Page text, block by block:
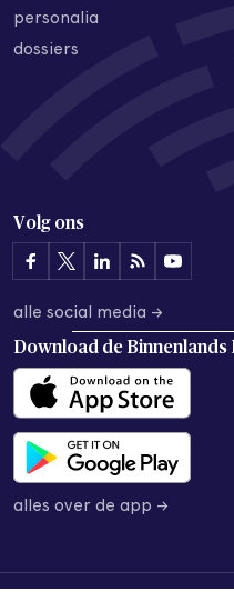
personalia
dossiers
Volg ons
alle social media →
Download de Binnenlands
alles over de app →